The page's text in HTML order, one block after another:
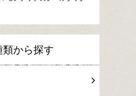
類から探す